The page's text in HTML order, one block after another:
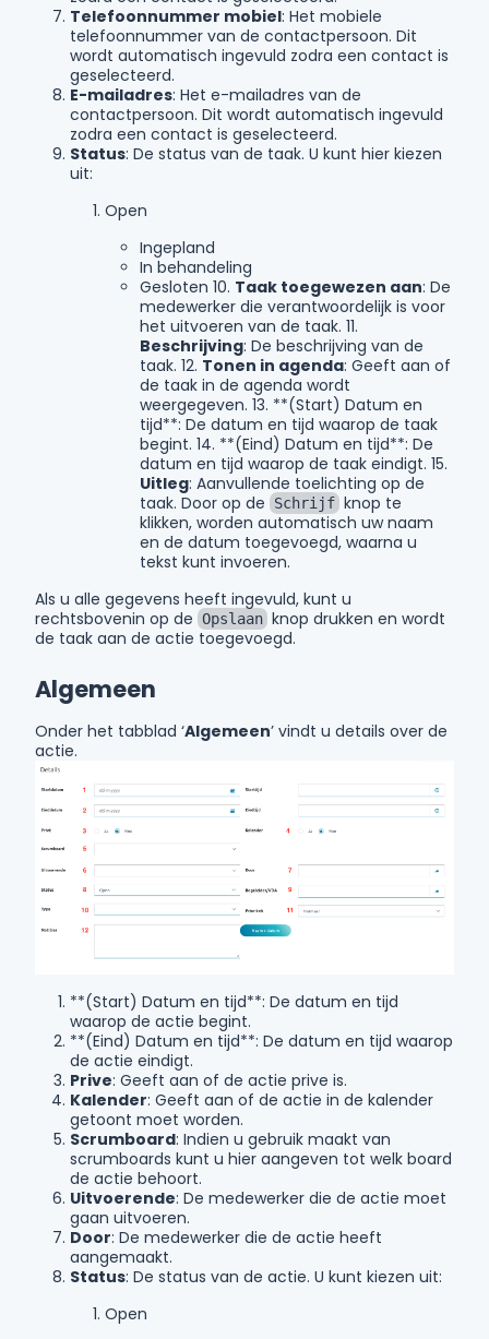
Telefoonnummer mobiel: Het mobiele
telefoonnummer van de contactpersoon. Dit
wordt automatisch ingevuld zodra een contact is
geselecteerd.
E-mailadres: Het e-mailadres van de
contactpersoon. Dit wordt automatisch ingevuld
zodra een contact is geselecteerd.
Status: De status van de taak. U kunt hier kiezen
uit:
Open
Ingepland
In behandeling
Gesloten 10. Taak toegewezen aan: De
medewerker die verantwoordelijk is voor
het uitvoeren van de taak. 11.
Beschrijving: De beschrijving van de
taak. 12. Tonen in agenda: Geeft aan of
de taak in de agenda wordt
weergegeven. 13. **(Start) Datum en
tijd**: De datum en tijd waarop de taak
begint. 14. **(Eind) Datum en tijd**: De
datum en tijd waarop de taak eindigt. 15.
Uitleg: Aanvullende toelichting op de
taak. Door op de
Schrijf knop te
klikken, worden automatisch uw naam
en de datum toegevoegd, waarna u
tekst kunt invoeren.
Als u alle gegevens heeft ingevuld, kunt u
rechtsbovenin op de Opslaan knop drukken en wordt
de taak aan de actie toegevoegd.
Algemeen
Onder het tabblad ‘Algemeen’ vindt u details over de
actie.
**(Start) Datum en tijd**: De datum en tijd
waarop de actie begint.
**(Eind) Datum en tijd**: De datum en tijd waarop
de actie eindigt.
Prive: Geeft aan of de actie prive is.
Kalender: Geeft aan of de actie in de kalender
getoont moet worden.
Scrumboard: Indien u gebruik maakt van
scrumboards kunt u hier aangeven tot welk board
de actie behoort.
Uitvoerende: De medewerker die de actie moet
gaan uitvoeren.
Door: De medewerker die de actie heeft
aangemaakt.
Status: De status van de actie. U kunt kiezen uit:
Open